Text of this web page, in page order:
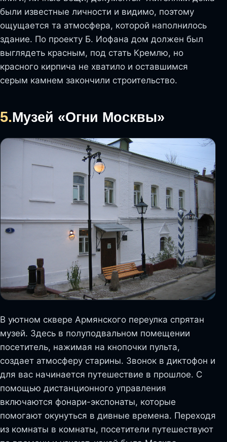
были известные личности и видимо, поэтому
ощущается та атмосфера, которой наполнилось
здание. По проекту Б. Иофана дом должен был
выглядеть красным, под стать Кремлю, но
красного кирпича не хватило и оставшимся
серым камнем закончили строительство.
5.Музей «Огни Москвы»
В уютном сквере Армянского переулка спрятан
музей. Здесь в полуподвальном помещении
посетитель, нажимая на кнопочки пульта,
создает атмосферу старины. Звонок в диктофон и
для вас начинается путешествие в прошлое. С
помощью дистанционного управления
включаются фонари-экспонаты, которые
помогают окунуться в дивные времена. Переходя
из комнаты в комнаты, посетители путешествуют